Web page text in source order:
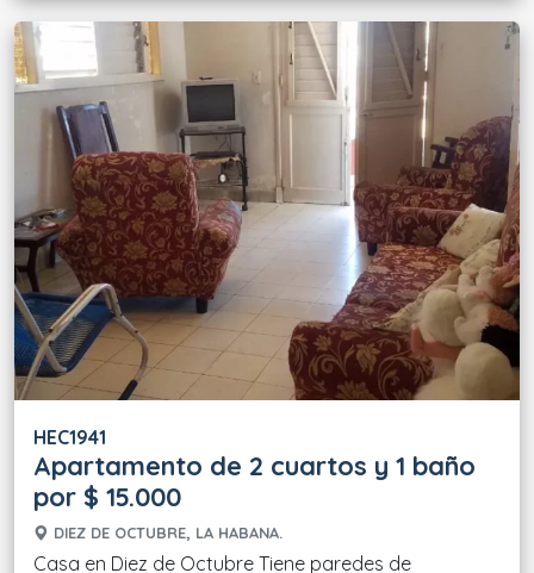
HEC1941
Apartamento de 2 cuartos y 1 baño
por $ 15.000
DIEZ DE OCTUBRE, LA HABANA.
Casa en Diez de Octubre Tiene paredes de